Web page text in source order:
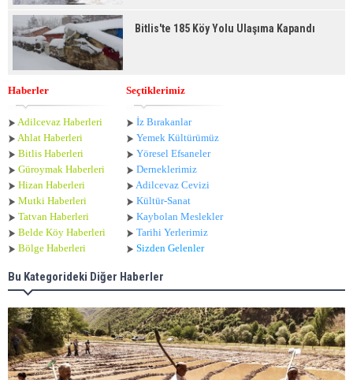
Bitlis'te 185 Köy Yolu Ulaşıma Kapandı
Haberler
Adilcevaz Haberleri
Ahlat Haberleri
Bitlis Haberleri
Güroymak Haberleri
Hizan Haberleri
Mutki Haberleri
Tatvan Haberleri
Belde Köy Haberleri
Bölge Haberleri
Seçtiklerimiz
İz Bırakanlar
Yemek Kültürümüz
Yöresel Efsaneler
Derneklerimiz
Adilcevaz Cevizi
Kültür-Sanat
Kaybolan Meslekler
Tarihi Yerlerimiz
Sizden Gelenler
Bu Kategorideki Diğer Haberler